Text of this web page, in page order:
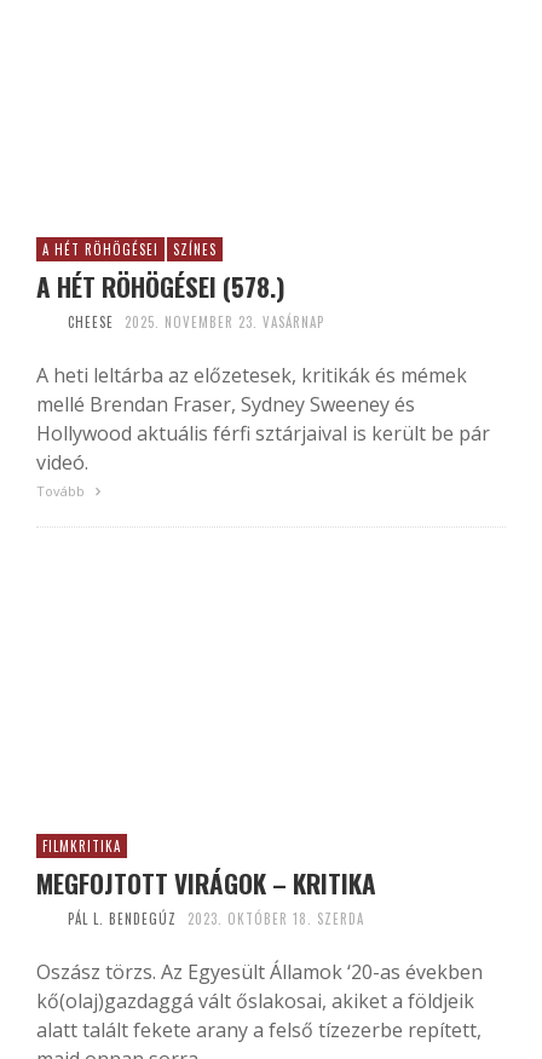
A HÉT RÖHÖGÉSEI SZÍNES
A HÉT RÖHÖGÉSEI (578.)
CHEESE 2025. NOVEMBER 23. VASÁRNAP
A heti leltárba az előzetesek, kritikák és mémek
mellé Brendan Fraser, Sydney Sweeney és
Hollywood aktuális férfi sztárjaival is került be pár
videó.
Tovább
FILMKRITIKA
MEGFOJTOTT VIRÁGOK – KRITIKA
PÁL L. BENDEGÚZ 2023. OKTÓBER 18. SZERDA
Oszász törzs. Az Egyesült Államok ‘20-as években
kő(olaj)gazdaggá vált őslakosai, akiket a földjeik
alatt talált fekete arany a felső tízezerbe repített,